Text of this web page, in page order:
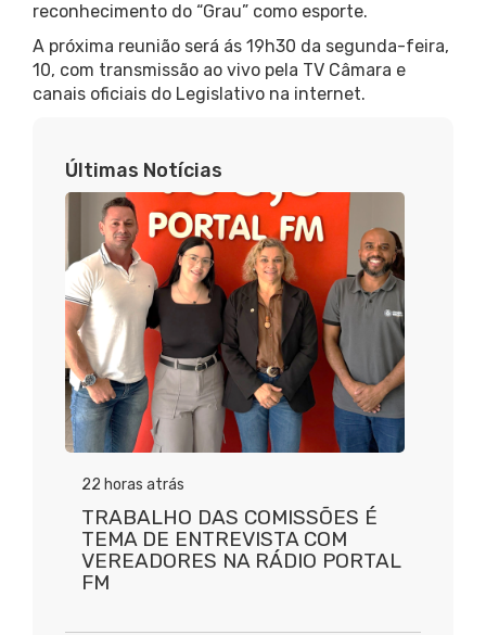
reconhecimento do “Grau” como esporte.
A próxima reunião será ás 19h30 da segunda-feira,
10, com transmissão ao vivo pela TV Câmara e
canais oficiais do Legislativo na internet.
Últimas Notícias
22 horas atrás
TRABALHO DAS COMISSÕES É
TEMA DE ENTREVISTA COM
VEREADORES NA RÁDIO PORTAL
FM